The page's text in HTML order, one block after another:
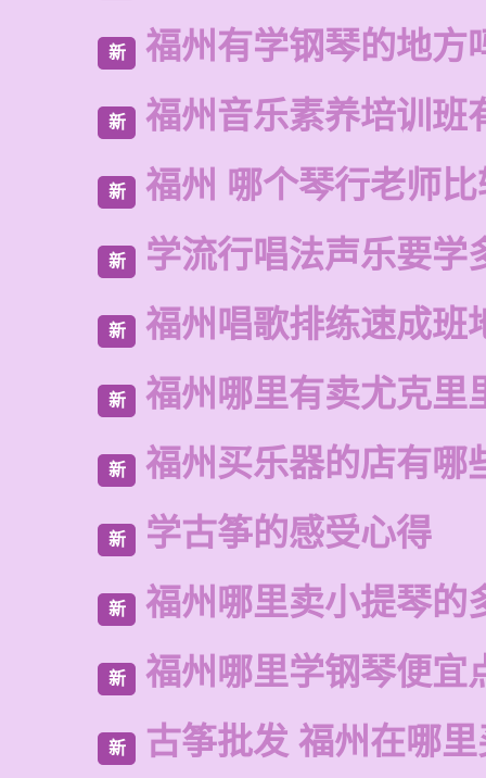
新 福州有学钢琴的地方
新 福州音乐素养培训班
新 福州 哪个琴行老师
新 学流行唱法声乐要学
新 福州唱歌排练速成班
新 福州哪里有卖尤克里
新 福州买乐器的店有哪
新 学古筝的感受心得
新 福州哪里卖小提琴的
新 福州哪里学钢琴便宜
新 古筝批发 福州在哪